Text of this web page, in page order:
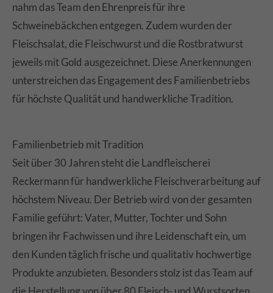
nahm das Team den Ehrenpreis für ihre
Schweinebäckchen entgegen. Zudem wurden der
Fleischsalat, die Fleischwurst und die Rostbratwurst
jeweils mit Gold ausgezeichnet. Diese Anerkennungen
unterstreichen das Engagement des Familienbetriebs
für höchste Qualität und handwerkliche Tradition.
Familienbetrieb mit Tradition
Seit über 30 Jahren steht die Landfleischerei
Reckermann für handwerkliche Fleischverarbeitung auf
höchstem Niveau. Der Betrieb wird von der gesamten
Familie geführt: Vater, Mutter, Tochter und Sohn
bringen ihr Fachwissen und ihre Leidenschaft ein, um
den Kunden täglich frische und qualitativ hochwertige
Produkte anzubieten. Besonders stolz ist das Team auf